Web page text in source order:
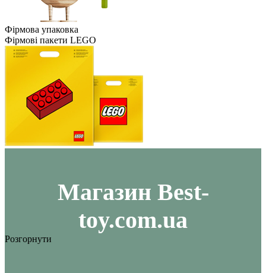
Фірмова упаковка
Фірмові пакети LEGO
Maгазин Best-
toy.com.ua
Розгорнути